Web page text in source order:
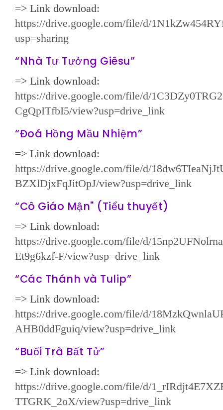
=> Link download:
https://drive.google.com/file/d/
usp=sharing
“Nhà Tư Tưởng Giêsu”
=> Link download:
https://drive.google.com/file/d/
CgQpITfbI5/view?usp=drive_link
“Đoá Hồng Mầu Nhiệm”
=> Link download:
https://drive.google.com/file/d/
BZXlDjxFqJitOpJ/view?usp=drive_link
“Cô Giáo Mận" (Tiểu thuyết)
=> Link download:
https://drive.google.com/file/d/
Et9g6kzf-F/view?usp=drive_link
“Các Thánh và Tulip”
=> Link download:
https://drive.google.com/file/d/
AHB0ddFguiq/view?usp=drive_link
“Buổi Trà Bất Tử”
=> Link download:
https://drive.google.com/file/d/
TTGRK_2oX/view?usp=drive_link